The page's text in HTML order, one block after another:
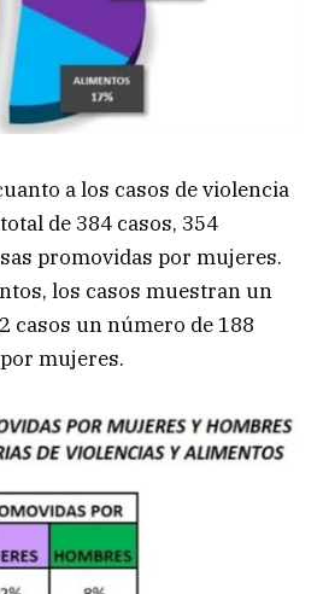
a los casos de violencia
de 384 casos, 354
promovidas por mujeres.
los casos muestran un
casos un número de 188
mujeres.